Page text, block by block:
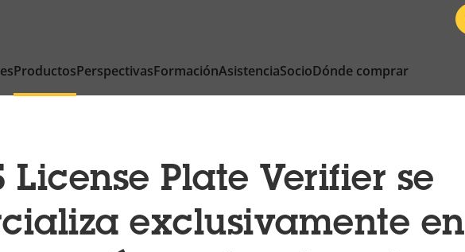
ProductosPerspectivasFormaciónAsistenciaSocioDónde comprar
License Plate Verifier se
exclusivamente en